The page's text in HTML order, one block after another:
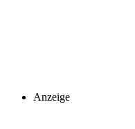
Anzeige